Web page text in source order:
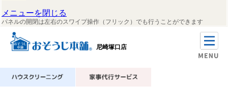
メニューを閉じる
パネルの開閉は左右のスワイプ操作（フリック）でも行うことができます
尼崎塚口店